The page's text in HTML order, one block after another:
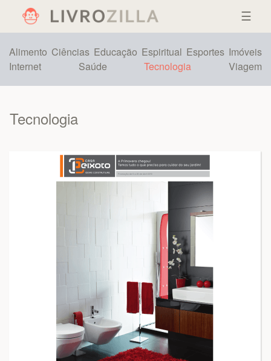
☰
Alimento Ciências Educação Espiritual Esportes Imóveis
Internet
Saúde Tecnologia Viagem
Tecnologia